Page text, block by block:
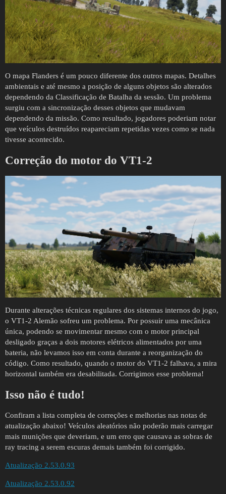
O mapa Flanders é um pouco diferente dos outros mapas. Detalhes
ambientais e até mesmo a posição de alguns objetos são alterados
dependendo da Classificação de Batalha da sessão. Um problema
surgiu com a sincronização desses objetos que mudavam
dependendo da missão. Como resultado, jogadores poderiam notar
que veículos destruídos reapareciam repetidas vezes como se nada
tivesse acontecido.
Correção do motor do VT1-2
Durante alterações técnicas regulares dos sistemas internos do jogo,
o VT1-2 Alemão sofreu um problema. Por possuir uma mecânica
única, podendo se movimentar mesmo com o motor principal
desligado graças a dois motores elétricos alimentados por uma
bateria, não levamos isso em conta durante a reorganização do
código. Como resultado, quando o motor do VT1-2 falhava, a mira
horizontal também era desabilitada. Corrigimos esse problema!
Isso não é tudo!
Confiram a lista completa de correções e melhorias nas notas de
atualização abaixo! Veículos aleatórios não poderão mais carregar
mais munições que deveriam, e um erro que causava as sobras de
ray tracing a serem escuras demais também foi corrigido.
Atualização 2.53.0.93
Atualização 2.53.0.92